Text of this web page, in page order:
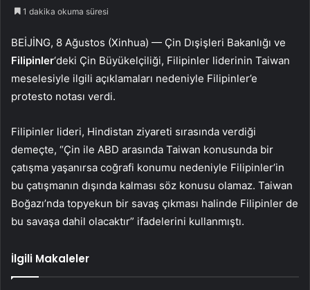
1 dakika okuma süresi
BEİJİNG, 8 Ağustos (Xinhua) — Çin Dışişleri Bakanlığı ve
Filipinler‘deki Çin Büyükelçiliği, Filipinler liderinin Taiwan
meselesiyle ilgili açıklamaları nedeniyle Filipinler’e
protesto notası verdi.
Filipinler lideri, Hindistan ziyareti sırasında verdiği
demeçte, “Çin ile ABD arasında Taiwan konusunda bir
çatışma yaşanırsa coğrafi konumu nedeniyle Filipinler’in
bu çatışmanın dışında kalması söz konusu olamaz. Taiwan
Boğazı’nda topyekun bir savaş çıkması halinde Filipinler de
bu savaşa dahil olacaktır” ifadelerini kullanmıştı.
İlgili Makaleler